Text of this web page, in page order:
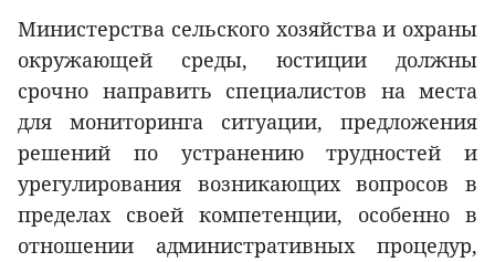
Министерства сельского хозяйства и охраны
окружающей среды, юстиции должны
срочно направить специалистов на места
для мониторинга ситуации, предложения
решений по устранению трудностей и
урегулирования возникающих вопросов в
пределах своей компетенции, особенно в
отношении административных процедур,